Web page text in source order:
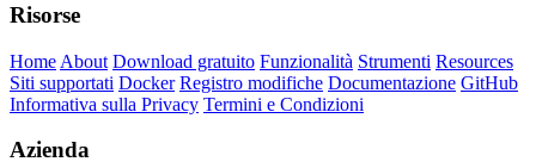
Risorse
Home About Download gratuito Funzionalità Strumenti Resources
Siti supportati Docker Registro modifiche Documentazione GitHub
Informativa sulla Privacy Termini e Condizioni
Azienda